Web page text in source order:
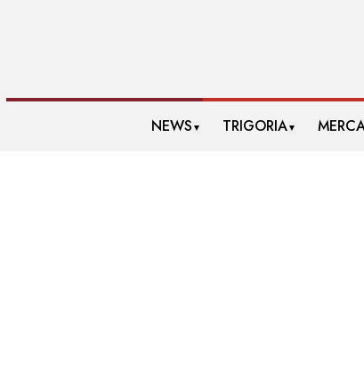
NEWS ▼ TRIGORIA▼